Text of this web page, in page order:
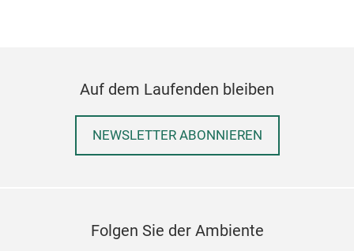
Auf dem Laufenden bleiben
NEWSLETTER ABONNIEREN
Folgen Sie der Ambiente